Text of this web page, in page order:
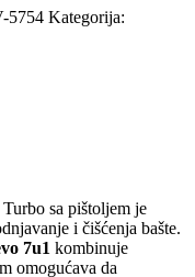
5754 Kategorija:
sa pištoljem je
i čišćenja bašte.
7u1 kombinuje
omogućava da